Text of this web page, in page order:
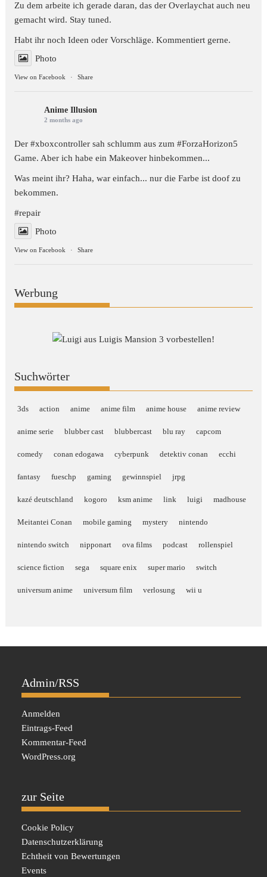
Zu dem arbeite ich gerade daran, das der Overlaychat auch neu
gemacht wird. Stay tuned.
Habt ihr noch Ideen oder Vorschläge. Kommentiert gerne.
Photo
View on Facebook · Share
Anime Illusion
2 months ago
Der #xboxcontroller sah schlumm aus zum#ForzaHorizon5
Game. Aber ich habe ein Makeover hinbekommen...
Was meint ihr? Haha, war einfach... nur die Farbe ist doof zu
bekommen.
#repair
Photo
View on Facebook · Share
Werbung
Suchwörter
3ds action anime anime film anime house anime review
anime serie blubber cast blubbercast blu ray capcom
comedy conan edogawa cyberpunk detektiv conan ecchi
fantasy fueschp gaming gewinnspiel jrpg
kazé deutschland kogoro ksm anime link luigi madhouse
Meitantei Conan mobile gaming mystery nintendo
nintendo switch nipponart ova films podcast rollenspiel
science fiction sega square enix super mario switch
universum anime universum film verlosung wii u
Admin/RSS
Anmelden
Eintrags-Feed
Kommentar-Feed
WordPress.org
zur Seite
Cookie Policy
Datenschutzerklärung
Echtheit von Bewertungen
Events